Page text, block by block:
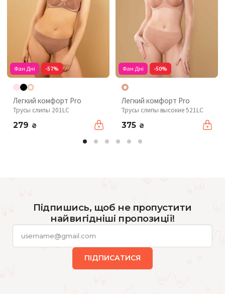
Фан Дні -57%
Легкий комфорт Pro
Трусы слипы 201LC
279 ₴
Фан Дні -50%
Легкий комфорт Pro
Трусы слипы высокие 521LC
375 ₴
Підпишись, щоб не пропустити
найвигідніші пропозиції!
ПІДПИСАТИСЯ